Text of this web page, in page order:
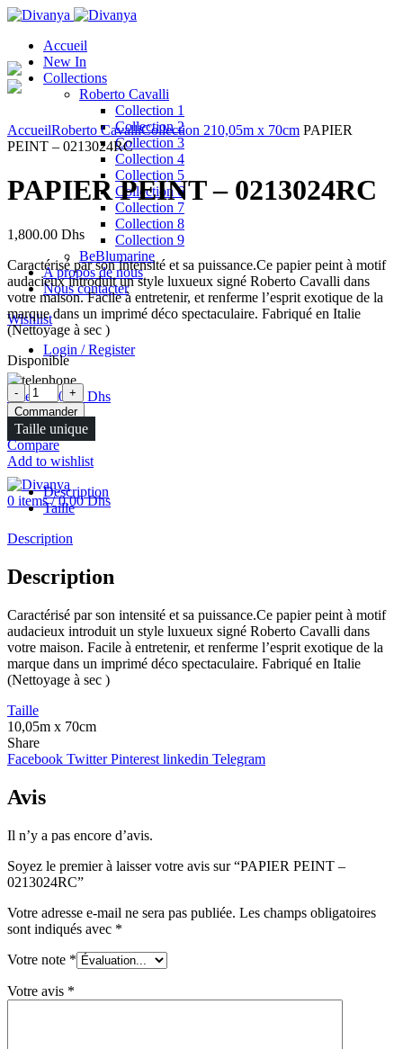
Accueil
New In
Collections
Roberto Cavalli
Collection 1
Collection 2
Collection 3
Collection 4
Collection 5
Collection 6
Collection 7
Collection 8
Collection 9
BeBlumarine
A propos de nous
Nous contacter
Wishlist
Login / Register
0 items 0.00 Dhs
FR
Menu
0 items / 0.00Dhs
AccueilRoberto CavalliCollection 210,05m x 70cm PAPIER
PEINT – 0213024RC
PAPIER PEINT – 0213024RC
1,800.00 Dhs
Caractérisé par son intensité et sa puissance.Ce papier peint à motif
audacieux introduit un style luxueux signé Roberto Cavalli dans
votre maison. Facile à entretenir, et renferme l’esprit exotique de la
marque dans un imprimé déco spectaculaire. Fabriqué en Italie
(Nettoyage à sec )
Disponible
Quantité
Commander
Taille unique
Compare
Add to wishlist
Description
Taille
Description
Description
Caractérisé par son intensité et sa puissance.Ce papier peint à motif
audacieux introduit un style luxueux signé Roberto Cavalli dans
votre maison. Facile à entretenir, et renferme l’esprit exotique de la
marque dans un imprimé déco spectaculaire. Fabriqué en Italie
(Nettoyage à sec )
Taille
10,05m x 70cm
Share
Facebook Twitter Pinterest linkedin Telegram
Avis
Il n’y a pas encore d’avis.
Soyez le premier à laisser votre avis sur “PAPIER PEINT –
0213024RC”
Votre adresse e-mail ne sera pas publiée. Les champs obligatoires
sont indiqués avec *
Votre note *
Votre avis *